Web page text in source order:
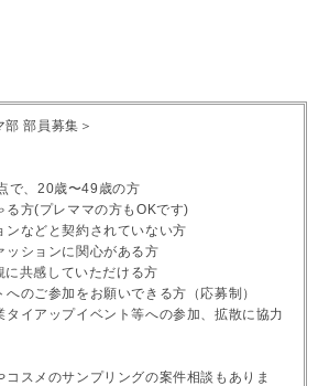
部員募集＞
で、20歳〜49歳の方
る方(プレママの方もOKです)
ンなどと契約されていない方
ッションに関心がある方
に共感していただける方
へのご参加をお願いできる方（応募制）
タイアップイベント等への参加、拡散に協力
コスメのサンプリングの案件相談もありま